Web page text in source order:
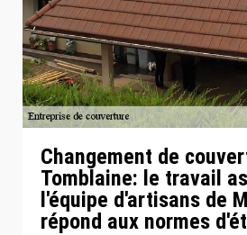
Changement de
Tomblaine: le travail
l'équipe d'artisans de
répond aux normes